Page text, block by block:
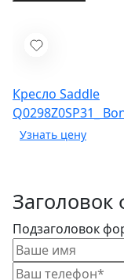
Кресло Saddle
Q0298Z0SP31_
Подзаголовок